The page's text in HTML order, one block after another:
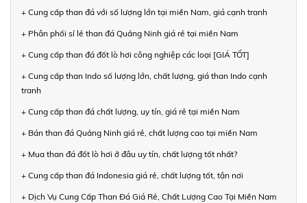
+ Cung cấp than đá với số lượng lớn tại miền Nam, giá cạnh tranh
+ Phân phối sỉ lẻ than đá Quảng Ninh giá rẻ tại miền Nam
+ Cung cấp than đá đốt lò hơi công nghiệp các loại [GIÁ TỐT]
+ Cung cấp than Indo số lượng lớn, chất lượng, giá than Indo cạnh
tranh
+ Cung cấp than đá chất lượng, uy tín, giá rẻ tại miền Nam
+ Bán than đá Quảng Ninh giá rẻ, chất lượng cao tại miền Nam
+ Mua than đá đốt lò hơi ở đâu uy tín, chất lượng tốt nhất?
+ Cung cấp than đá Indonesia giá rẻ, chất lượng tốt, tận nơi
+ Dịch Vụ Cung Cấp Than Đá Giá Rẻ, Chất Lượng Cao Tại Miền Nam